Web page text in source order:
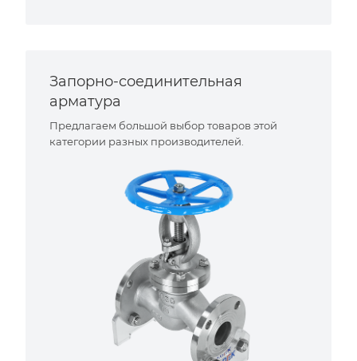
Запорно-соединительная
арматура
Предлагаем большой выбор товаров этой
категории разных производителей.